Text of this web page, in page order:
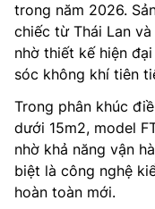
trong năm 2026.
chiếc từ Thái Lan
nhờ thiết kế hiện
sóc không khí tiên
Trong phân khúc
dưới 15m2, model
nhờ khả năng vận
biệt là công nghệ
hoàn toàn mới.